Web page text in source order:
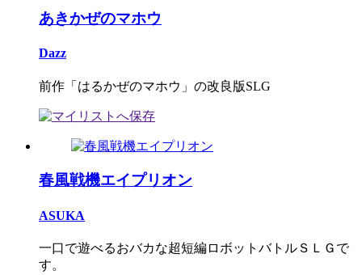
あきかぜのマホウ
Dazz
前作「はるかぜのマホウ」の改良版SLG
春風戦機エイプリオン
ASUKA
一口で遊べるおバカな超短編ロボットバトルＳＬＧで
す。